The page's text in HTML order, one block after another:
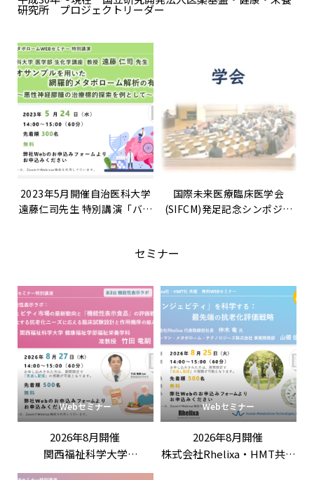
研究所 プロジェクトリーダー
2023年5月開催自治医科大学
遠藤仁司先生 特別講演「バイ
性神経膠腫の治療標的探索を
国際未来医療臨床医学会
(SIFCM)発足記念シンポジウ
セミナー
Webセミナー
2026年8月開催
関西福祉科学大学
竹田竜嗣 先生 特別講演
Webセミナー
2026年8月開催
株式会社Rhelixa・HMT共催